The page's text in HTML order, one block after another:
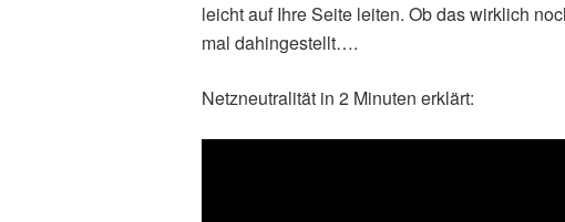
leicht auf Ihre Seite leiten. Ob das wirklich
mal dahingestellt….
Netzneutralität in 2 Minuten erklärt: